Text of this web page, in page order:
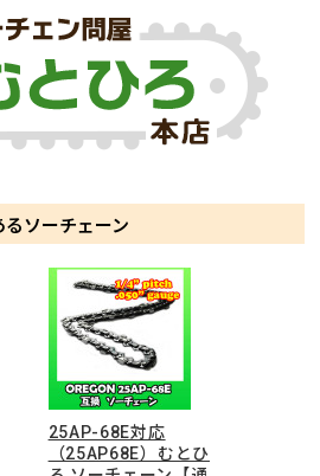
ソーチェーン
25AP-68E対応
（25AP68E）むとひ